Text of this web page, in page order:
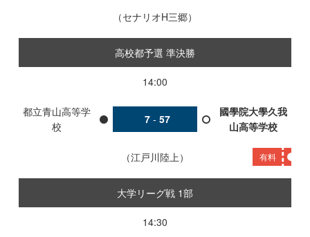
セナリオH三郷
高校都予選 準決勝
14:00
都立青山高等学
校
7 - 57
國學院大學久我
山高等学校
江戸川陸上 有料
大学リーグ戦 1部
14:30